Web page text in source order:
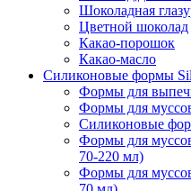
Шоколадная
Цветной шоколад
Какао-порошок
Какао-масло
Силиконовые формы
Формы для
Формы для
Силиконовые
Формы для
70-220 мл)
Формы для